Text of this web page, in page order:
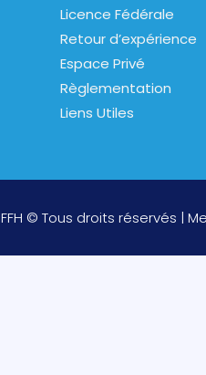
Licence Fédérale
Retour d’expérience
Espace Privé
Règlementation
Liens Utiles
FFH © Tous droits réservés |